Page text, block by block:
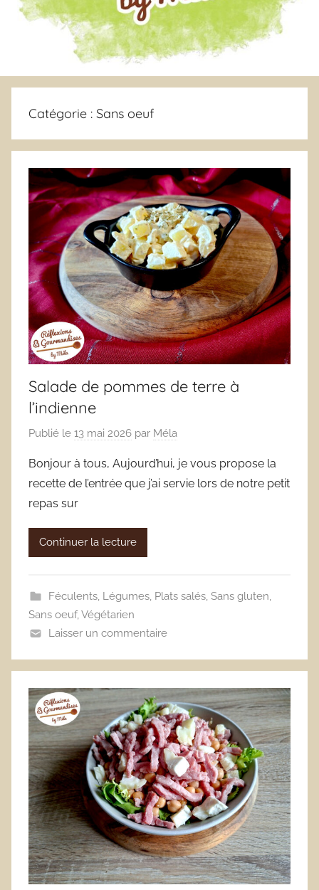
Catégorie : Sans oeuf
Salade de pommes de terre à
l’indienne
Publié le 13 mai 2026 par Méla
Bonjour à tous, Aujourd’hui, je vous propose la
recette de l’entrée que j’ai servie lors de notre petit
repas sur
Continuer la lecture
Féculents, Légumes, Plats salés, Sans gluten
Sans oeuf, Végétarien
Laisser un commentaire